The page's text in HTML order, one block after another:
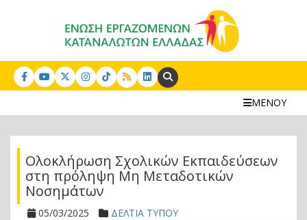
Search:
ΜΕΝΟΥ
Ολοκλήρωση Σχολικών Εκπαιδεύσεων
στη πρόληψη Μη Μεταδοτικών
Νοσημάτων
05/03/2025 ΔΕΛΤΙΑ ΤΥΠΟΥ